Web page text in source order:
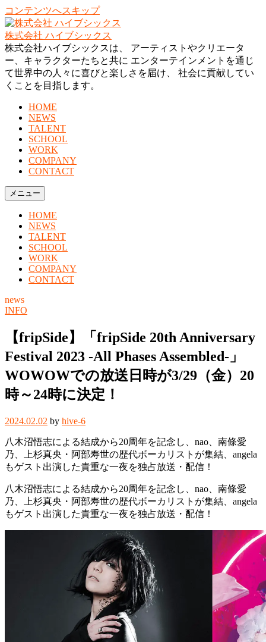
コンテンツへスキップ
株式会社 ハイブシックス
株式会社ハイブシックスは、 アーティストやクリエータ
ー、キャラクターたちと共に エンターテインメントを通じ
て世界中の人々に喜びと楽しさを届け、 社会に貢献してい
くことを目指します。
HOME
NEWS
TALENT
SCHOOL
WORK
COMPANY
CONTACT
メニュー
HOME
NEWS
TALENT
SCHOOL
WORK
COMPANY
CONTACT
news
INFO
【fripSide】「fripSide 20th Anniversary
Festival 2023 -All Phases Assembled-」
WOWOWでの放送日時が3/29（金）20
時～24時に決定！
2024.02.02 by hive-6
八木沼悟志による結成から20周年を記念し、nao、南條愛
乃、上杉真央・阿部寿世の歴代ボーカリストが集結、angela
もゲスト出演した貴重な一夜を独占放送・配信！
八木沼悟志による結成から20周年を記念し、nao、南條愛
乃、上杉真央・阿部寿世の歴代ボーカリストが集結、angela
もゲスト出演した貴重な一夜を独占放送・配信！